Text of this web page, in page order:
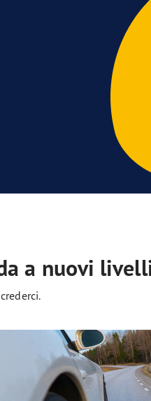
a nuovi